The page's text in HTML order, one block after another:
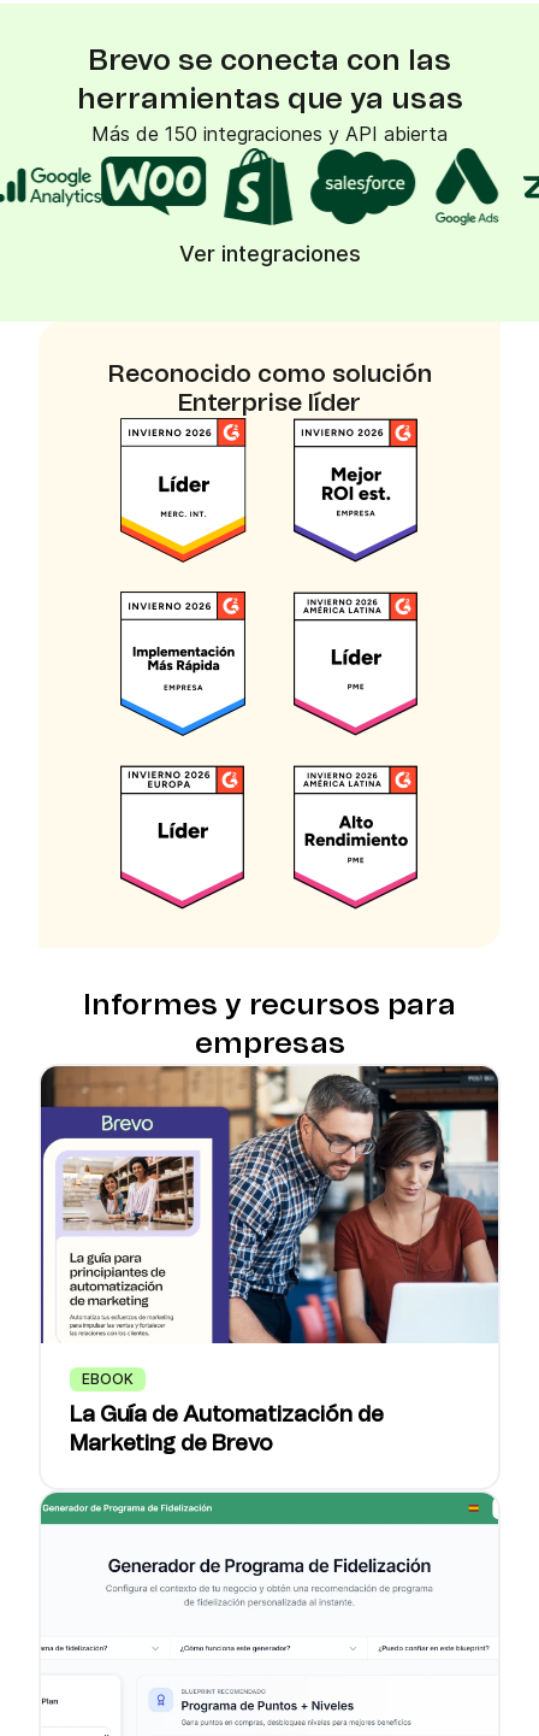
Brevo se conecta con las
herramientas que ya usas
Más de 150 integraciones y API abierta
Ver integraciones
Reconocido como solución
Enterprise líder
Informes y recursos para
empresas
EBOOK
La Guía de Automatización de
Marketing de Brevo